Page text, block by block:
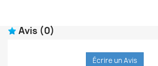
Avis (0)
Écrire un Avis